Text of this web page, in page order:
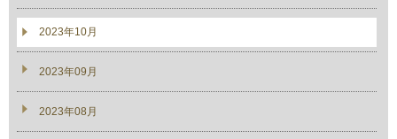
2023年10月
2023年09月
2023年08月